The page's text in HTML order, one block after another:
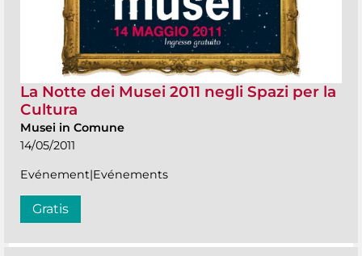
La Notte dei Musei 2011 negli Spazi per la
Cultura
Musei in Comune
14/05/2011
Evénement|Evénements
Gratis